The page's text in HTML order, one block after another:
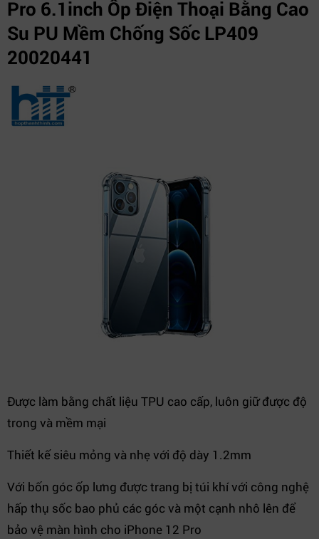
Pro 6.1inch Ốp Điện Thoại Bằng Cao
Su PU Mềm Chống Sốc LP409
20020441
Được làm bằng chất liệu TPU cao cấp, luôn giữ được độ
trong và mềm mại
Thiết kế siêu mỏng và nhẹ với độ dày 1.2mm
Với bốn góc ốp lưng được trang bị túi khí với công nghệ
hấp thụ sốc bao phủ các góc và một cạnh nhô lên để
bảo vệ màn hình cho iPhone 12 Pro